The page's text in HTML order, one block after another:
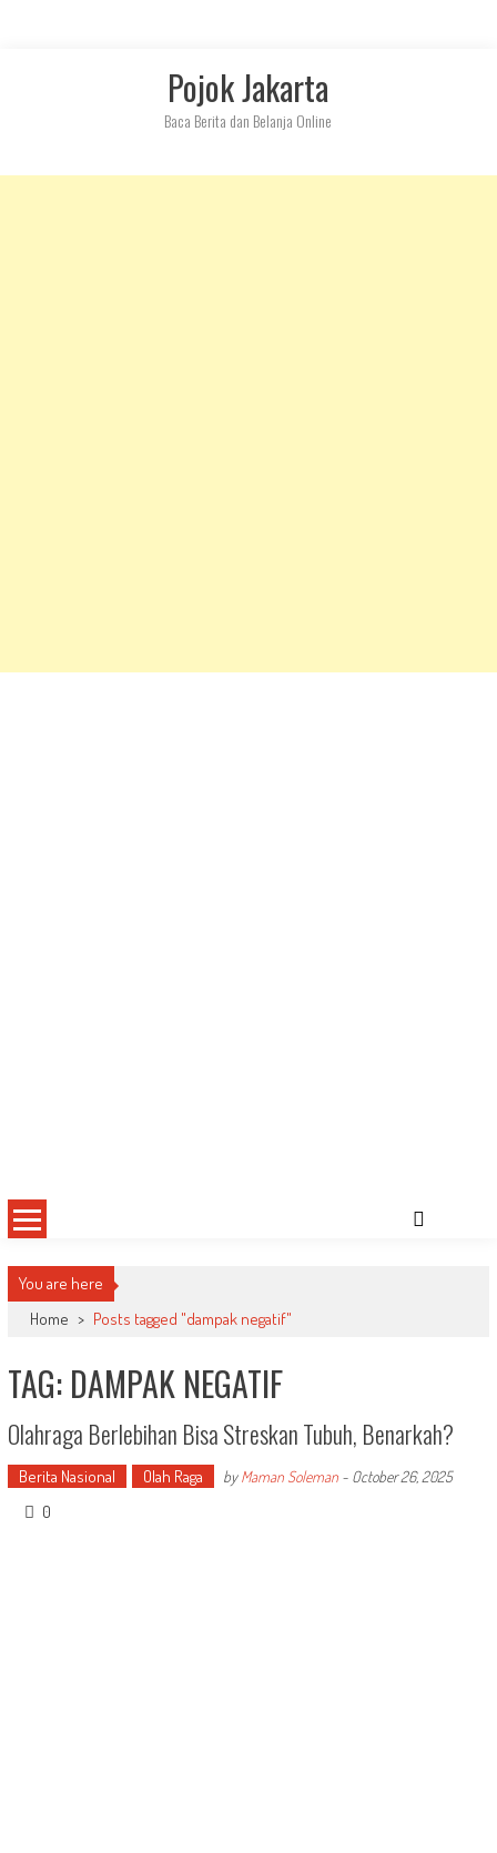
Pojok Jakarta
Baca Berita dan Belanja Online
You are here
Home > Posts tagged "dampak negatif"
TAG: DAMPAK NEGATIF
Olahraga Berlebihan Bisa Streskan Tubuh, Benarkah?
Berita Nasional Olah Raga byMaman Soleman- October 26, 2025
0